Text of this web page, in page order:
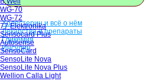
WG-70
WG-72
77 Elektronika
Sensocard Plus
Autosense
SensoCard
SensoLite Nova
SensoLite Nova Plus
Wellion Calla Light
Холестерин и всё о нём
Лекарства и препараты
Гликемия
Инсулин